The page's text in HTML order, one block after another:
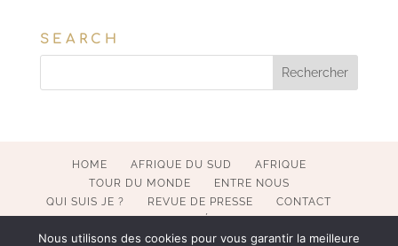
SEARCH
HOME AFRIQUE DU SUD
AFRIQUE
TOUR DU MONDE
ENTRE NOUS
QUI SUIS JE ?
REVUE DE PRESSE
CONTACT
Nous utilisons des cookies pour vous garantir la meilleure